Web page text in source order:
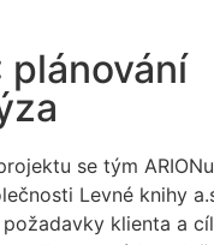
plánování
se tým
Levné knihy
klienta a